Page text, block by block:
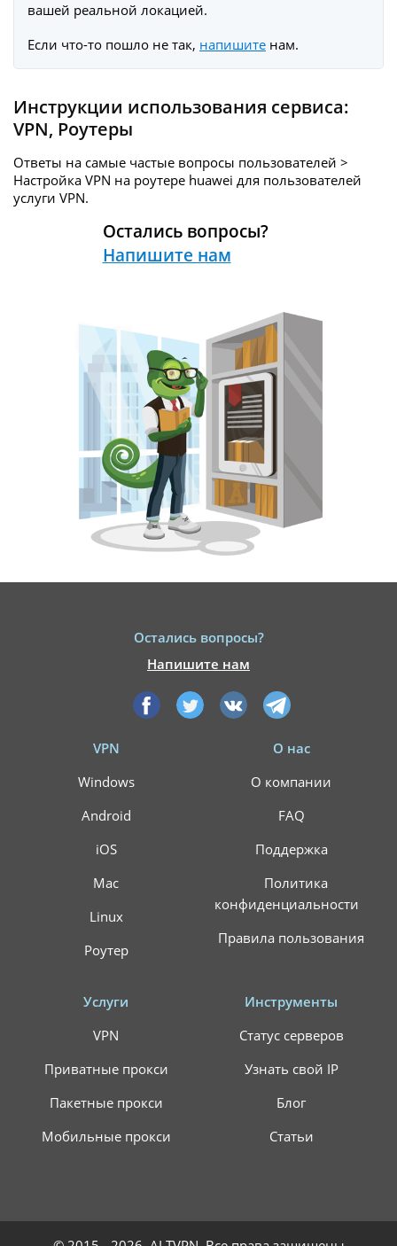
вашей реальной локацией.
Если что-то пошло не так, напишите нам.
Инструкции использования сервиса:
VPN, Роутеры
Ответы на самые частые вопросы пользователей >
Настройка VPN на роутере huawei для пользователей
услуги VPN.
Остались вопросы?
Напишите нам
Остались вопросы?
Напишите нам
VPN
Windows
Android
iOS
Mac
Linux
Роутер
О нас
О компании
FAQ
Поддержка
Политика
конфиденциальности
Правила пользования
Услуги
VPN
Приватные прокси
Пакетные прокси
Мобильные прокси
Инструменты
Статус серверов
Узнать свой IP
Блог
Статьи